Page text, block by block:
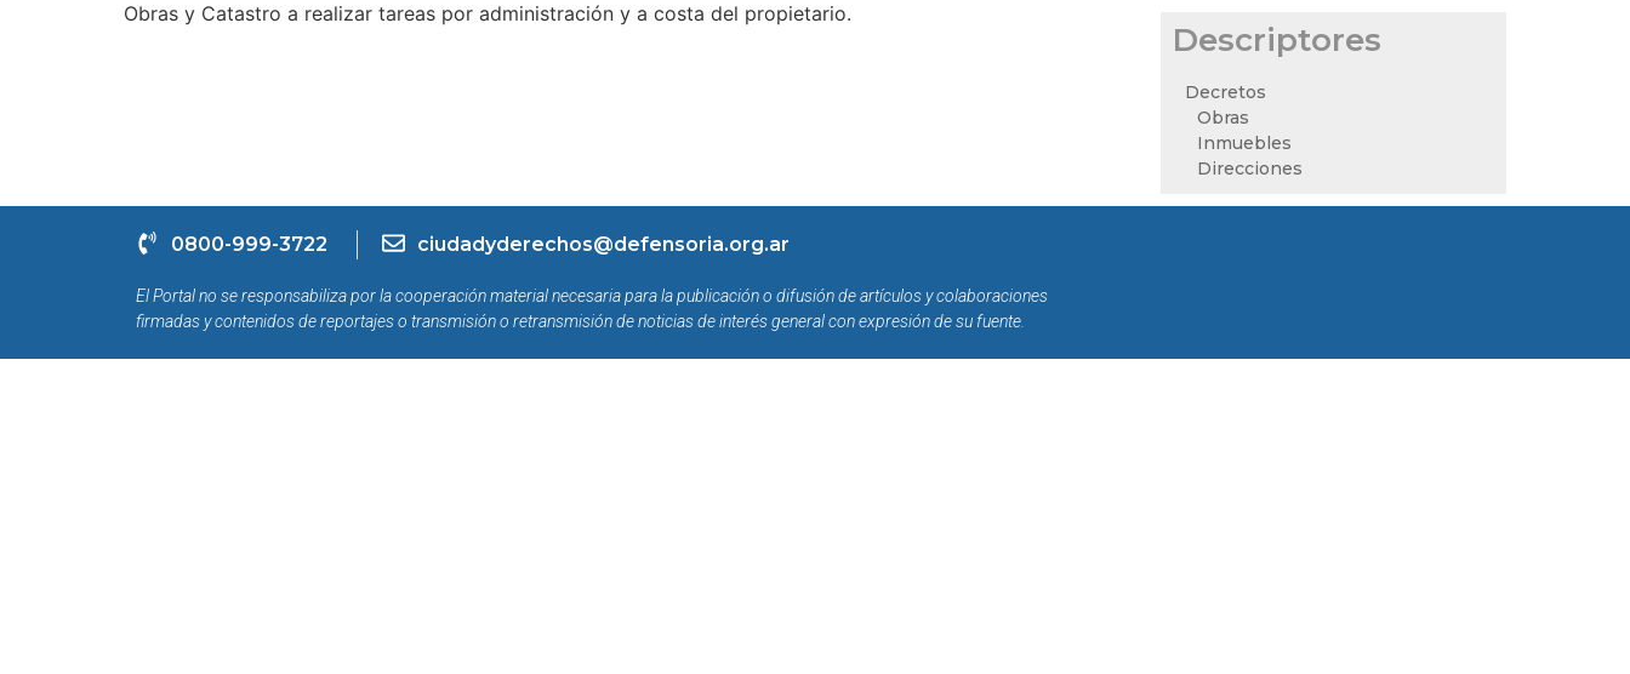
Obras y Catastro a realizar tareas por administración y a costa del propietario.
Descriptores
Decretos
Obras
Inmuebles
Direcciones
0800-999-3722 ciudadyderechos@defensoria.org.ar
El Portal no se responsabiliza por la cooperación material necesaria para la publicación o difusión de artículos y colaboraciones
firmadas y contenidos de reportajes o transmisión o retransmisión de noticias de interés general con expresión de su fuente.